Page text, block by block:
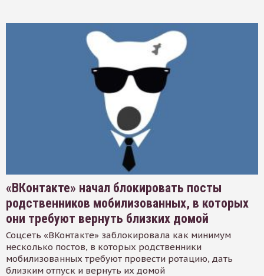
«ВКонтакте» начал блокировать посты
родственников мобилизованных, в которых
они требуют вернуть близких домой
Соцсеть «ВКонтакте» заблокировала как минимум
несколько постов, в которых родственники
мобилизованных требуют провести ротацию, дать
близким отпуск и вернуть их домой